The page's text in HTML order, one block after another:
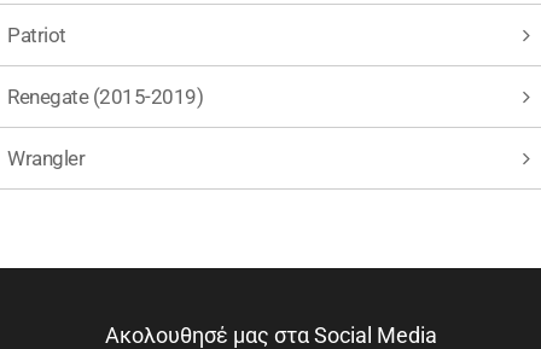
Patriot
Renegate (2015-2019)
Wrangler
Ακολουθησέ μας στα Social Media